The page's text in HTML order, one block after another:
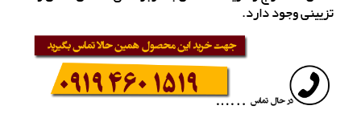
تزیینی وجود دارد.